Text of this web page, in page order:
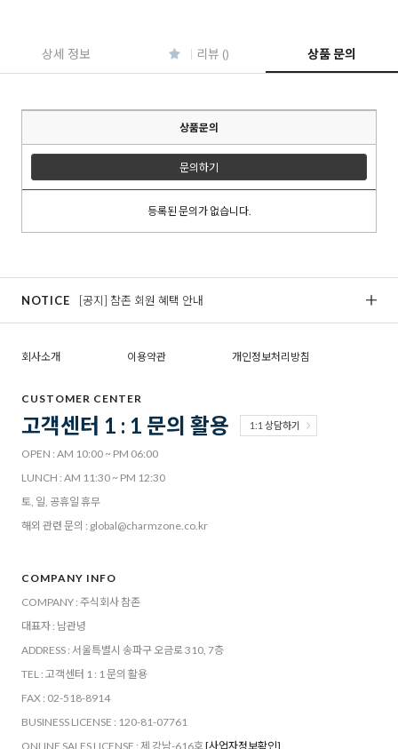
상세 정보 리뷰 () 상품 문의
상품문의
문의하기
등록된 문의가 없습니다.
NOTICE [공지] 참존 회원 혜택 안내
회사소개 이용약관 개인정보처리방침
CUSTOMER CENTER
고객센터 1 : 1 문의 활용 1:1 상담하기
OPEN : AM 10:00 ~ PM 06:00
LUNCH : AM 11:30 ~ PM 12:30
토, 일, 공휴일 휴무
해외 관련 문의 : global@charmzone.co.kr
COMPANY INFO
COMPANY : 주식회사 참존
대표자 : 남관녕
ADDRESS : 서울특별시 송파구 오금로 310, 7층
TEL : 고객센터 1 : 1 문의 활용
FAX : 02-518-8914
BUSINESS LICENSE : 120-81-07761
ONLINE SALES LICENSE : 제 강남-616호[사업자정보확인]